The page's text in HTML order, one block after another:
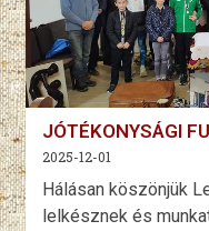
JÓTÉKONYSÁGI
2025-12-01
Hálásan köszönjük
lelkésznek és